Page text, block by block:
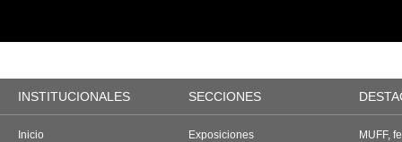
INSTITUCIONALES SECCIONES
Inicio
Exposiciones
MUFF,